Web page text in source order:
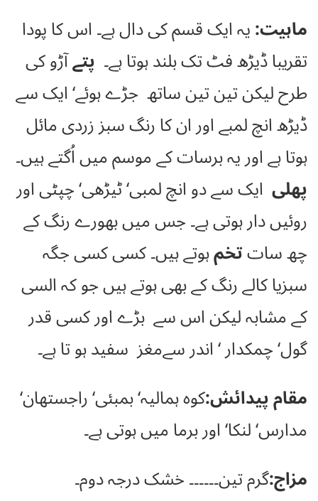
ماہیت:یہ ایک قسم کی دال ہے۔ اس کا پودا
تقریبا ڈیڑھ فٹ تک بلند ہوتا ہے۔ پتےآڑو کی
طرح لیکن تین تین ساتھ جڑے ہوئے‘ ایک سے
ڈیڑھ انچ لمبے اور ان کا رنگ سبز زردی مائل
ہوتا ہے اور یہ برسات کے موسم میں اُگتے ہیں۔
پھلی ایک سے دو انچ لمبی‘ ٹیڑھی‘ چپٹی اور
روئیں دار ہوتی ہے۔ جس میں بھورے رنگ کے
چھ ساتتخمہوتے ہیں۔ کسی کسی جگہ
سبزیا کالے رنگ کے بھی ہوتے ہیں جو کہ السی
کے مشابہ لیکن اس سے بڑے اور کسی قدر
گول‘ چمکدار ‘ اندر سےمغز سفید ہو تا ہے۔
مقام پیدائش:کوہ ہمالیہ‘ بمبئی‘ راجستھان‘
مدارس‘ لنکا‘ اور برما میں ہوتی ہے۔
مزاج:گرم تین۔۔۔۔۔۔ خشک درجہ دوم۔